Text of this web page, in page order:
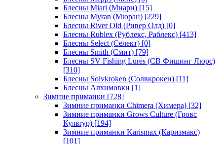
Блесны Miari (Миари) [15]
Блесны Myran (Мюран) [229]
Блесны River Old (Ривер Олд) [0]
Блесны Rublex (Рублекс, Раблекс) [413]
Блесны Select (Селект) [0]
Блесны Smith (Смит) [79]
Блесны SV Fishing Lures (СВ Фишинг Люрс)
[310]
Блесны Solvkroken (Солвкрокен) [11]
Блесны Алхимовки [1]
Зимние приманки [728]
Зимние приманки Chimera (Химера) [32]
Зимние приманки Grows Culture (Гровс
Культур) [194]
Зимние приманки Karismax (Каризмакс)
[101]